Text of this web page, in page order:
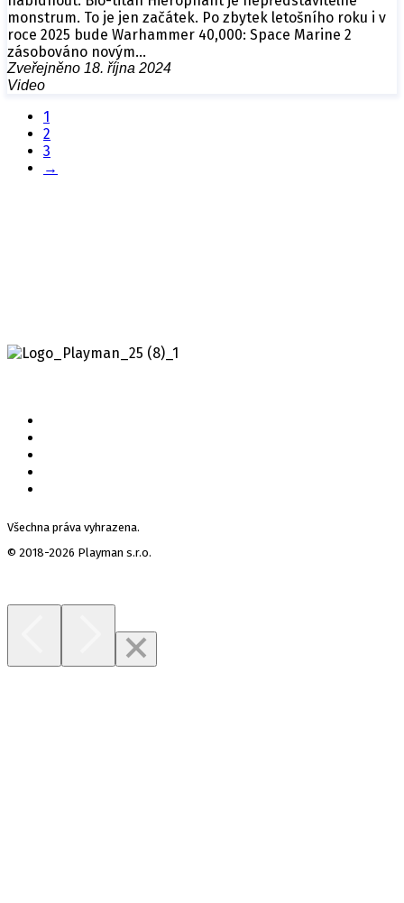
monstrum. To je jen začátek. Po zbytek letošního roku i v
roce 2025 bude Warhammer 40,000: Space Marine 2
zásobováno novým…
Zveřejněno 18. října 2024
Video
1
2
3
→
Všechna práva vyhrazena.
© 2018-2026 Playman s.r.o.